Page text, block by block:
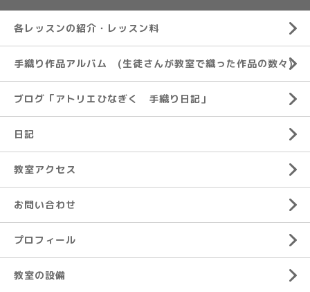
各レッスンの紹介・レッスン料
手織り作品アルバム (生徒さんが教室で織った作品の数々)
ブログ「アトリエひなぎく 手織り日記」
日記
教室アクセス
お問い合わせ
プロフィール
教室の設備